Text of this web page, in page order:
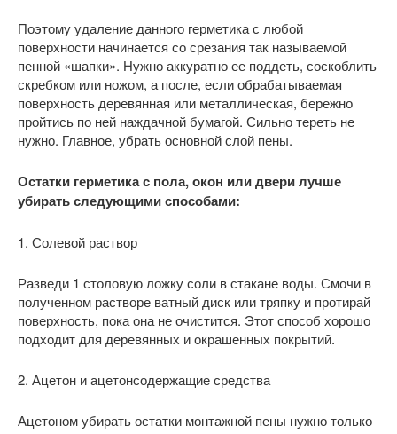
Поэтому удаление данного герметика с любой
поверхности начинается со срезания так называемой
пенной «шапки». Нужно аккуратно ее поддеть, соскоблить
скребком или ножом, а после, если обрабатываемая
поверхность деревянная или металлическая, бережно
пройтись по ней наждачной бумагой. Сильно тереть не
нужно. Главное, убрать основной слой пены.
Остатки герметика с пола, окон или двери лучше
убирать следующими способами:
1. Солевой раствор
Разведи 1 столовую ложку соли в стакане воды. Смочи в
полученном растворе ватный диск или тряпку и протирай
поверхность, пока она не очистится. Этот способ хорошо
подходит для деревянных и окрашенных покрытий.
2. Ацетон и ацетонсодержащие средства
Ацетоном убирать остатки монтажной пены нужно только